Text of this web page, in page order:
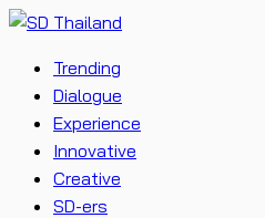
Trending
Dialogue
Experience
Innovative
Creative
SD-ers